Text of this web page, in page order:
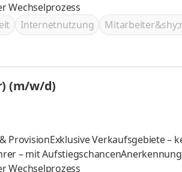
Wechselprozess
Internetnutzung
(m/w/d)
ProvisionExklusive Verkaufsgebiete –
– mit
Wechselprozess